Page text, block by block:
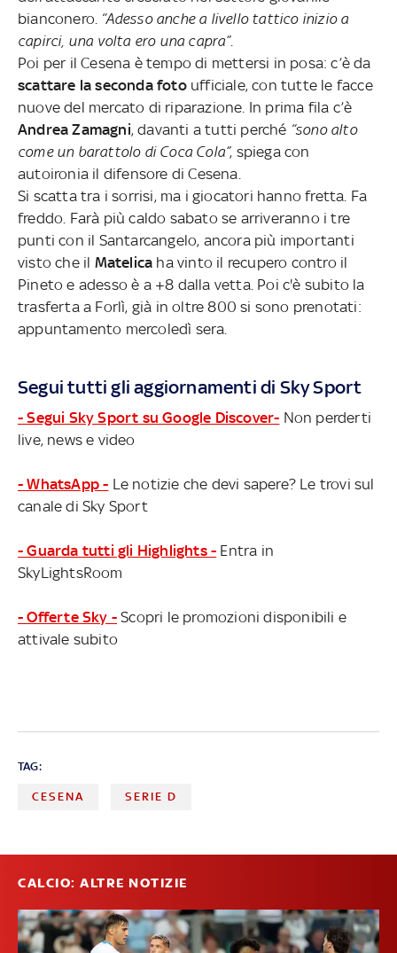
bianconero. “Adesso anche a livello tattico inizio a
capirci, una volta ero una capra”.
Poi per il Cesena è tempo di mettersi in posa: c’è da
scattare la seconda fotoufficiale, con tutte le facce
nuove del mercato di riparazione. In prima fila c’è
Andrea Zamagni, davanti a tutti perché “sono alto
come un barattolo di Coca Cola”, spiega con
autoironia il difensore di Cesena.
Si scatta tra i sorrisi, ma i giocatori hanno fretta. Fa
freddo. Farà più caldo sabato se arriveranno i tre
punti con il Santarcangelo, ancora più importanti
visto che il Matelica ha vinto il recupero contro il
Pineto e adesso è a +8 dalla vetta. Poi c'è subito la
trasferta a Forlì, già in oltre 800 si sono prenotati:
appuntamento mercoledì sera.
Segui tutti gli aggiornamenti di Sky Sport
- Segui Sky Sport su Google Discover- Non perderti
live, news e video
- WhatsApp - Le notizie che devi sapere? Le trovi sul
canale di Sky Sport
- Guarda tutti gli Highlights - Entra in
SkyLightsRoom
- Offerte Sky - Scopri le promozioni disponibili e
attivale subito
TAG:
CESENA SERIE D
CALCIO: ALTRE NOTIZIE